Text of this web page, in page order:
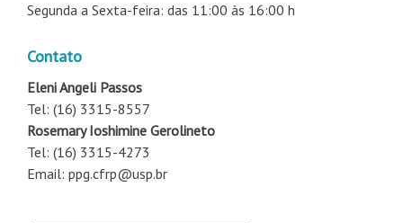
Segunda a Sexta-feira: das 11:00 às 16:00 h
Contato
Eleni Angeli Passos
Tel: (16) 3315-8557
Rosemary Ioshimine Gerolineto
Tel: (16) 3315-4273
Email: ppg.cfrp@usp.br